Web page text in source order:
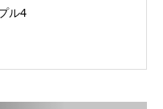
ル4